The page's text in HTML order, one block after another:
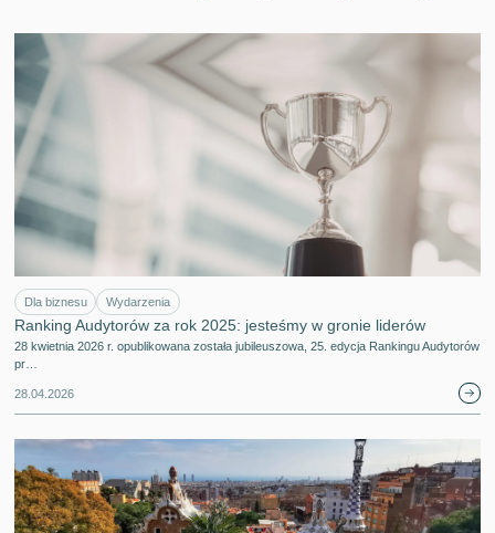
Dla biznesu Wydarzenia
Ranking Audytorów za rok 2025: jesteśmy w gronie liderów
28 kwietnia 2026 r. opublikowana została jubileuszowa, 25. edycja Rankingu Audytorów
pr…
28.04.2026